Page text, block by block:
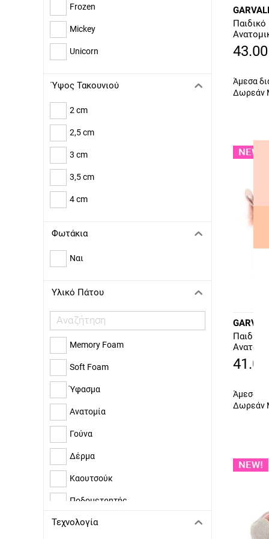
Frozen
Mickey
Unicorn
Ύψος Τακουνιού
2 cm
2,5 cm
3 cm
3,5 cm
4 cm
Φωτάκια
Ναι
Υλικό Πάτου
Memory Foam
Soft Foam
Ύφασμα
Ανατομία
Γούνα
Δέρμα
Καουτσούκ
Ποδομετρητής
Συνθετική Γούνα
Τεχνολογία
A122
43.00
Άμεσα
Δωρεάν
41.00
Άμεσα
Δωρεάν